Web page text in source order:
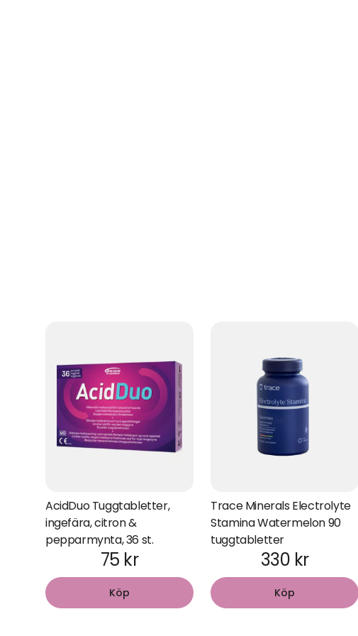
AcidDuo Tuggtabletter,
ingefära, citron &
pepparmynta, 36 st.
75 kr
Köp
Trace Minerals Electrolyte
Stamina Watermelon 90
tuggtabletter
330 kr
Köp